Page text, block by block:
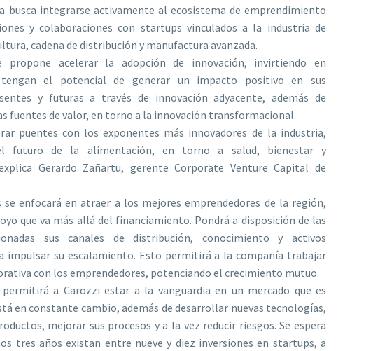
busca integrarse activamente al ecosistema de emprendimiento
y colaboraciones con startups vinculados a la industria de
cadena de distribución y manufactura avanzada.
propone acelerar la adopción de innovación, invirtiendo en
tengan el potencial de generar un impacto positivo en sus
y futuras a través de innovación adyacente, además de
fuentes de valor, en torno a la innovación transformacional.
puentes con los exponentes más innovadores de la industria,
futuro de la alimentación, en torno a salud, bienestar y
Gerardo Zañartu, gerente Corporate Venture Capital de
se enfocará en atraer a los mejores emprendedores de la región,
que va más allá del financiamiento. Pondrá a disposición de las
sus canales de distribución, conocimiento y activos
impulsar su escalamiento. Esto permitirá a la compañía trabajar
con los emprendedores, potenciando el crecimiento mutuo.
permitirá a Carozzi estar a la vanguardia en un mercado que es
en constante cambio, además de desarrollar nuevas tecnologías,
mejorar sus procesos y a la vez reducir riesgos. Se espera
tres años existan entre nueve y diez inversiones en startups, a